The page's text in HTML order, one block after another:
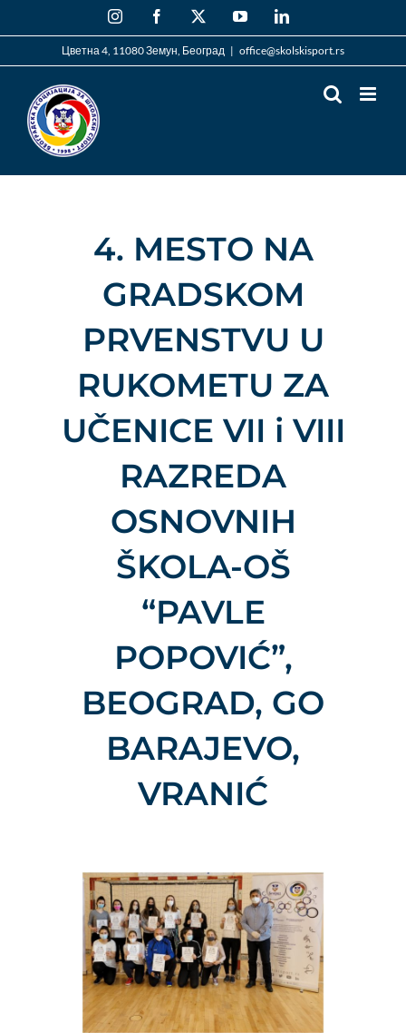
InstagramFacebook YouTubeLinkedIn
Цветна 4, 11080 Земун, Београд | office@skolskisport.rs
4. MESTO NA
GRADSKOM
PRVENSTVU U
RUKOMETU ZA
UČENICE VII i VIII
RAZREDA
OSNOVNIH
ŠKOLA-OŠ
“PAVLE
POPOVIĆ”,
BEOGRAD, GO
BARAJEVO,
VRANIĆ